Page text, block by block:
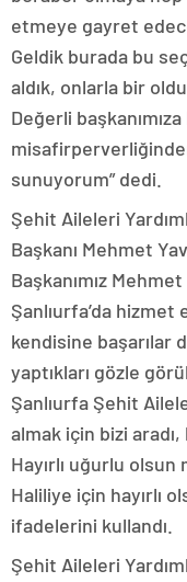
etmeye gayret
Geldik burada bu
aldık, onlarla bir
Değerli
sunuyorum” dedi.
Şehit Aileleri
Başkanı Mehmet
Başkanımız
Şanlıurfa’da
kendisine başarılar
yaptıkları gözle
Şanlıurfa Şehit
almak için bizi aradı,
Hayırlı uğurlu
Haliliye için hayırlı
ifadelerini kullandı.
Şehit Aileleri